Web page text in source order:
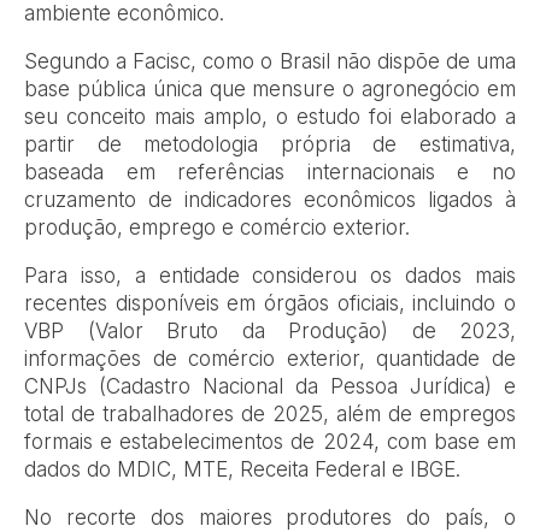
ambiente econômico.
Segundo a Facisc, como o Brasil não dispõe de uma
base pública única que mensure o agronegócio em
seu conceito mais amplo, o estudo foi elaborado a
partir de metodologia própria de estimativa,
baseada em referências internacionais e no
cruzamento de indicadores econômicos ligados à
produção, emprego e comércio exterior.
Para isso, a entidade considerou os dados mais
recentes disponíveis em órgãos oficiais, incluindo o
VBP (Valor Bruto da Produção) de 2023,
informações de comércio exterior, quantidade de
CNPJs (Cadastro Nacional da Pessoa Jurídica) e
total de trabalhadores de 2025, além de empregos
formais e estabelecimentos de 2024, com base em
dados do MDIC, MTE, Receita Federal e IBGE.
No recorte dos maiores produtores do país, o